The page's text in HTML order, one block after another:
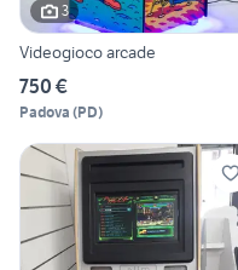
3
Videogioco arcade
750 €
Padova (PD)